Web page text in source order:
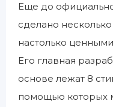
Еще до
сделано
настолько
Его главная
основе лежат 8
помощью которых